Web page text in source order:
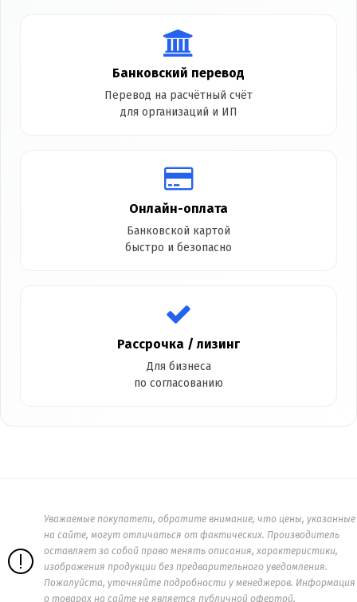
Банковский перевод
Перевод на расчётный счёт
для организаций и ИП
Онлайн-оплата
Банковской картой
быстро и безопасно
Рассрочка / лизинг
Для бизнеса
по согласованию
Уважаемые покупатели, обратите внимание, что цены, указанные
на сайте, могут отличаться от фактических. Производитель
оставляет за собой право менять описания, характеристики,
изображения продукции без предварительного уведомления.
Пожалуйста, уточняйте подробности у менеджеров. Информация
о товарах на сайте не является публичной офертой,